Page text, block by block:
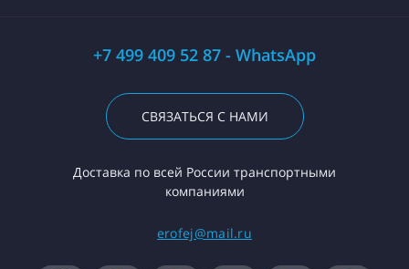
+7 499 409 52 87 - WhatsApp
СВЯЗАТЬСЯ С НАМИ
Доставка по всей России транспортными
компаниями
erofej@mail.ru